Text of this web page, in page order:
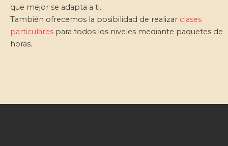
que mejor se adapta a ti.
También ofrecemos la posibilidad de realizar clases
particulares para todos los niveles mediante paquetes de
horas.